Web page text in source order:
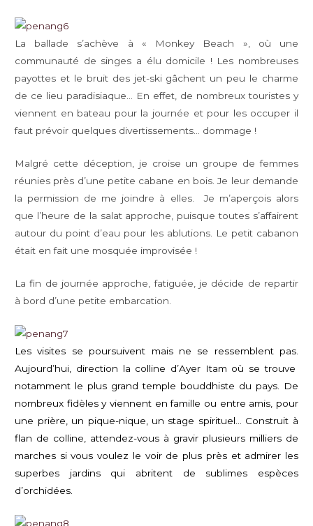
La ballade s’achève à « Monkey Beach », où une
communauté de singes a élu domicile ! Les nombreuses
payottes et le bruit des jet-ski gâchent un peu le charme
de ce lieu paradisiaque… En effet, de nombreux touristes y
viennent en bateau pour la journée et pour les occuper il
faut prévoir quelques divertissements… dommage !
Malgré cette déception, je croise un groupe de femmes
réunies près d’une petite cabane en bois. Je leur demande
la permission de me joindre à elles. Je m’aperçois alors
que l’heure de la salat approche, puisque toutes s’affairent
autour du point d’eau pour les ablutions. Le petit cabanon
était en fait une mosquée improvisée !
La fin de journée approche, fatiguée, je décide de repartir
à bord d’une petite embarcation.
Les visites se poursuivent mais ne se ressemblent pas.
Aujourd’hui, direction la colline d’Ayer Itam où se trouve
notamment le plus grand temple bouddhiste du pays. De
nombreux fidèles y viennent en famille ou entre amis, pour
une prière, un pique-nique, un stage spirituel… Construit à
flan de colline, attendez-vous à gravir plusieurs milliers de
marches si vous voulez le voir de plus près et admirer les
superbes jardins qui abritent de sublimes espèces
d’orchidées.